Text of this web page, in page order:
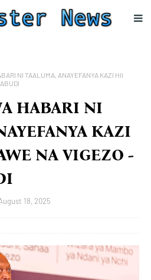
NI TAALUMA, ANAYEFANYA KAZI HII
HABARI NI
KAZI
NA VIGEZO -
18, 2025